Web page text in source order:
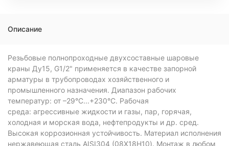
Описание
Резьбовые полнопроходные двухсоставные шаровые
краны Ду15, G1/2" применяется в качестве запорной
арматуры в трубопроводах хозяйственного и
промышленного назначения. Диапазон рабочих
температур: от –29°C...+230°C. Рабочая
среда: агрессивные жидкости и газы, пар, горячая,
холодная и морская вода, нефтепродукты и др. сред.
Высокая коррозионная устойчивость. Материал исполнения
нержавеющая сталь AISI304 (08Х18Н10). Монтаж в любом